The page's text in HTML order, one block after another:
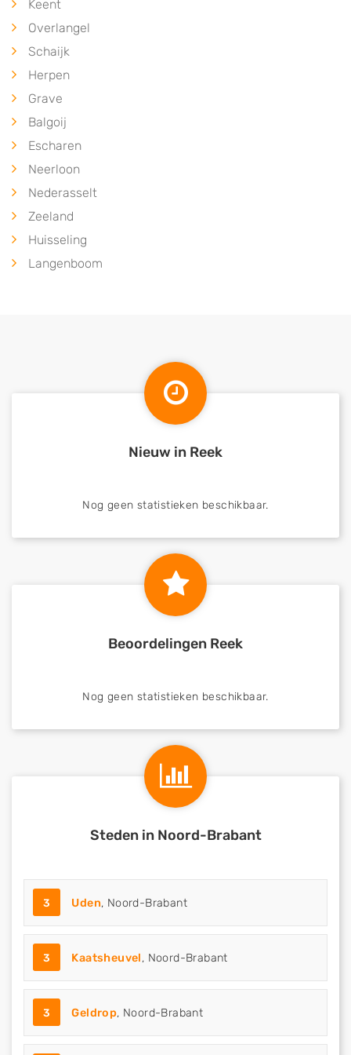
Keent
Overlangel
Schaijk
Herpen
Grave
Balgoij
Escharen
Neerloon
Nederasselt
Zeeland
Huisseling
Langenboom
Nieuw in Reek
Nog geen statistieken beschikbaar.
Beoordelingen Reek
Nog geen statistieken beschikbaar.
Steden in Noord-Brabant
3 Uden, Noord-Brabant
3 Kaatsheuvel, Noord-Brabant
3 Geldrop, Noord-Brabant